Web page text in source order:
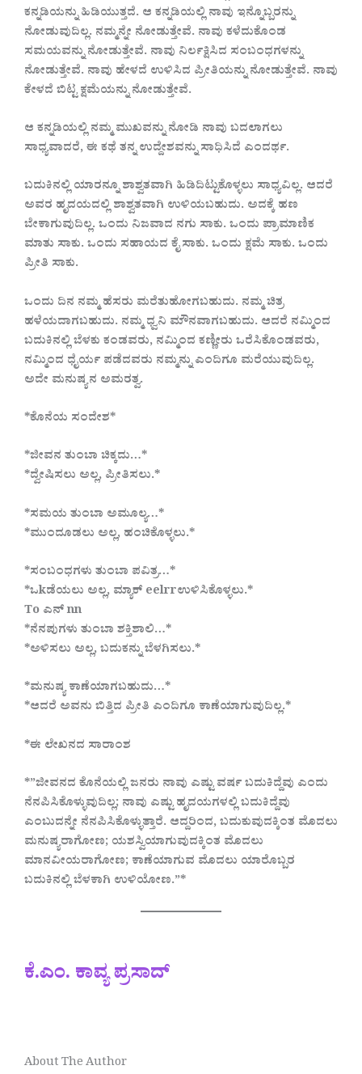
ಕನ್ನಡಿಯನ್ನು ಹಿಡಿಯುತ್ತದೆ. ಆ ಕನ್ನಡಿಯಲ್ಲಿ ನಾವು ಇನ್ನೊಬ್ಬರನ್ನು
ನೋಡುವುದಿಲ್ಲ. ನಮ್ಮನ್ನೇ ನೋಡುತ್ತೇವೆ. ನಾವು ಕಳೆದುಕೊಂಡ
ಸಮಯವನ್ನು ನೋಡುತ್ತೇವೆ. ನಾವು ನಿರ್ಲಕ್ಷಿಸಿದ ಸಂಬಂಧಗಳನ್ನು
ನೋಡುತ್ತೇವೆ. ನಾವು ಹೇಳದೆ ಉಳಿಸಿದ ಪ್ರೀತಿಯನ್ನು ನೋಡುತ್ತೇವೆ. ನಾವು
ಕೇಳದೆ ಬಿಟ್ಟ ಕ್ಷಮೆಯನ್ನು ನೋಡುತ್ತೇವೆ.
ಆ ಕನ್ನಡಿಯಲ್ಲಿ ನಮ್ಮ ಮುಖವನ್ನು ನೋಡಿ ನಾವು ಬದಲಾಗಲು
ಸಾಧ್ಯವಾದರೆ, ಈ ಕಥೆ ತನ್ನ ಉದ್ದೇಶವನ್ನು ಸಾಧಿಸಿದೆ ಎಂದರ್ಥ.
ಬದುಕಿನಲ್ಲಿ ಯಾರನ್ನೂ ಶಾಶ್ವತವಾಗಿ ಹಿಡಿದಿಟ್ಟುಕೊಳ್ಳಲು ಸಾಧ್ಯವಿಲ್ಲ. ಆದರೆ
ಅವರ ಹೃದಯದಲ್ಲಿ ಶಾಶ್ವತವಾಗಿ ಉಳಿಯಬಹುದು. ಅದಕ್ಕೆ ಹಣ
ಬೇಕಾಗುವುದಿಲ್ಲ. ಒಂದು ನಿಜವಾದ ನಗು ಸಾಕು. ಒಂದು ಪ್ರಾಮಾಣಿಕ
ಮಾತು ಸಾಕು. ಒಂದು ಸಹಾಯದ ಕೈ ಸಾಕು. ಒಂದು ಕ್ಷಮೆ ಸಾಕು. ಒಂದು
ಪ್ರೀತಿ ಸಾಕು.
ಒಂದು ದಿನ ನಮ್ಮ ಹೆಸರು ಮರೆತುಹೋಗಬಹುದು. ನಮ್ಮ ಚಿತ್ರ
ಹಳೆಯದಾಗಬಹುದು. ನಮ್ಮ ಧ್ವನಿ ಮೌನವಾಗಬಹುದು. ಆದರೆ ನಮ್ಮಿಂದ
ಬದುಕಿನಲ್ಲಿ ಬೆಳಕು ಕಂಡವರು, ನಮ್ಮಿಂದ ಕಣ್ಣೀರು ಒರೆಸಿಕೊಂಡವರು,
ನಮ್ಮಿಂದ ಧೈರ್ಯ ಪಡೆದವರು ನಮ್ಮನ್ನು ಎಂದಿಗೂ ಮರೆಯುವುದಿಲ್ಲ.
ಅದೇ ಮನುಷ್ಯನ ಅಮರತ್ವ.
*ಕೊನೆಯ ಸಂದೇಶ*
*ಜೀವನ ತುಂಬಾ ಚಿಕ್ಕದು…*
*ದ್ವೇಷಿಸಲು ಅಲ್ಲ, ಪ್ರೀತಿಸಲು.*
*ಸಮಯ ತುಂಬಾ ಅಮೂಲ್ಯ…*
*ಮುಂದೂಡಲು ಅಲ್ಲ, ಹಂಚಿಕೊಳ್ಳಲು.*
*ಸಂಬಂಧಗಳು ತುಂಬಾ ಪವಿತ್ರ…*
*ಒkಡೆಯಲು ಅಲ್ಲ, ಮ್ಯಾಕ್ eelrrಉಳಿಸಿಕೊಳ್ಳಲು.*
To ಎನ್ nn
*ನೆನಪುಗಳು ತುಂಬಾ ಶಕ್ತಿಶಾಲಿ…*
*ಅಳಿಸಲು ಅಲ್ಲ, ಬದುಕನ್ನು ಬೆಳಗಿಸಲು.*
*ಮನುಷ್ಯ ಕಾಣೆಯಾಗಬಹುದು…*
*ಆದರೆ ಅವನು ಬಿತ್ತಿದ ಪ್ರೀತಿ ಎಂದಿಗೂ ಕಾಣೆಯಾಗುವುದಿಲ್ಲ.*
*ಈ ಲೇಖನದ ಸಾರಾಂಶ
*”ಜೀವನದ ಕೊನೆಯಲ್ಲಿ ಜನರು ನಾವು ಎಷ್ಟು ವರ್ಷ ಬದುಕಿದ್ದೆವು ಎಂದು
ನೆನಪಿಸಿಕೊಳ್ಳುವುದಿಲ್ಲ; ನಾವು ಎಷ್ಟು ಹೃದಯಗಳಲ್ಲಿ ಬದುಕಿದ್ದೆವು
ಎಂಬುದನ್ನೇ ನೆನಪಿಸಿಕೊಳ್ಳುತ್ತಾರೆ. ಆದ್ದರಿಂದ, ಬದುಕುವುದಕ್ಕಿಂತ ಮೊದಲು
ಮನುಷ್ಯರಾಗೋಣ; ಯಶಸ್ವಿಯಾಗುವುದಕ್ಕಿಂತ ಮೊದಲು
ಮಾನವೀಯರಾಗೋಣ; ಕಾಣೆಯಾಗುವ ಮೊದಲು ಯಾರೊಬ್ಬರ
ಬದುಕಿನಲ್ಲಿ ಬೆಳಕಾಗಿ ಉಳಿಯೋಣ.”*
ಕೆ.ಎಂ. ಕಾವ್ಯ ಪ್ರಸಾದ್
About The Author